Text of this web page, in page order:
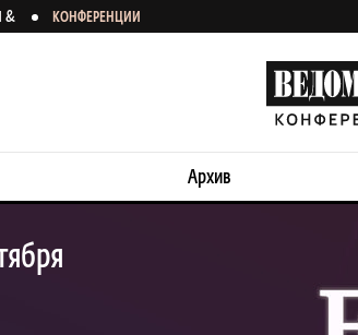
& КОНФЕРЕНЦИИ
Архив